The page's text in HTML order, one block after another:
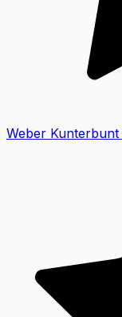
Weber Kunterbunt